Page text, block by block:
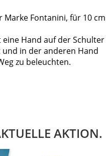
Marke Fontanini, für 10 cm
Hand auf der Schulter
in der anderen Hand
zu beleuchten.
AKTION.